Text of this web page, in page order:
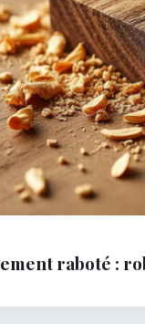
raboté :